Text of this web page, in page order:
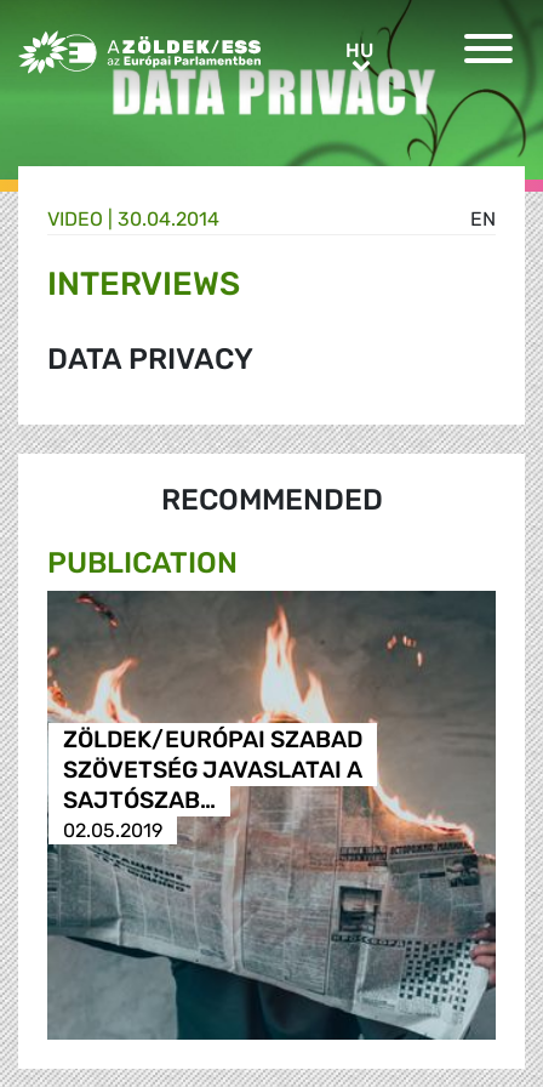
Greens/EFA Home HUHU
EN
VIDEO | 30.04.2014
INTERVIEWS
DATA PRIVACY
RECOMMENDED
PUBLICATION
ZÖLDEK/EURÓPAI SZABAD
SZÖVETSÉG JAVASLATAI A
SAJTÓSZAB…
02.05.2019